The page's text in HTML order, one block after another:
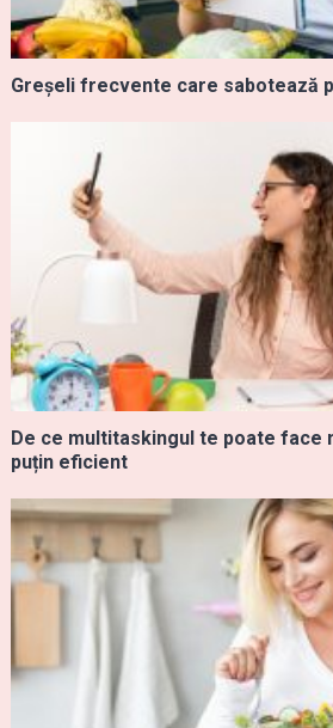
Greșeli frecvente care sabotează
De ce multitaskingul te poate face
puțin eficient